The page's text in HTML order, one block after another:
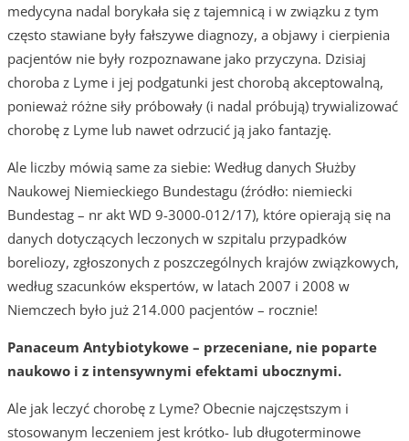
medycyna nadal borykała się z tajemnicą i w związku z tym
często stawiane były fałszywe diagnozy, a objawy i cierpienia
pacjentów nie były rozpoznawane jako przyczyna. Dzisiaj
choroba z Lyme i jej podgatunki jest chorobą akceptowalną,
ponieważ różne siły próbowały (i nadal próbują) trywializować
chorobę z Lyme lub nawet odrzucić ją jako fantazję.
Ale liczby mówią same za siebie: Według danych Służby
Naukowej Niemieckiego Bundestagu (źródło: niemiecki
Bundestag – nr akt WD 9-3000-012/17), które opierają się na
danych dotyczących leczonych w szpitalu przypadków
boreliozy, zgłoszonych z poszczególnych krajów związkowych,
według szacunków ekspertów, w latach 2007 i 2008 w
Niemczech było już 214.000 pacjentów – rocznie!
Panaceum Antybiotykowe – przeceniane, nie poparte
naukowo i z intensywnymi efektami ubocznymi.
Ale jak leczyć chorobę z Lyme? Obecnie najczęstszym i
stosowanym leczeniem jest krótko- lub długoterminowe